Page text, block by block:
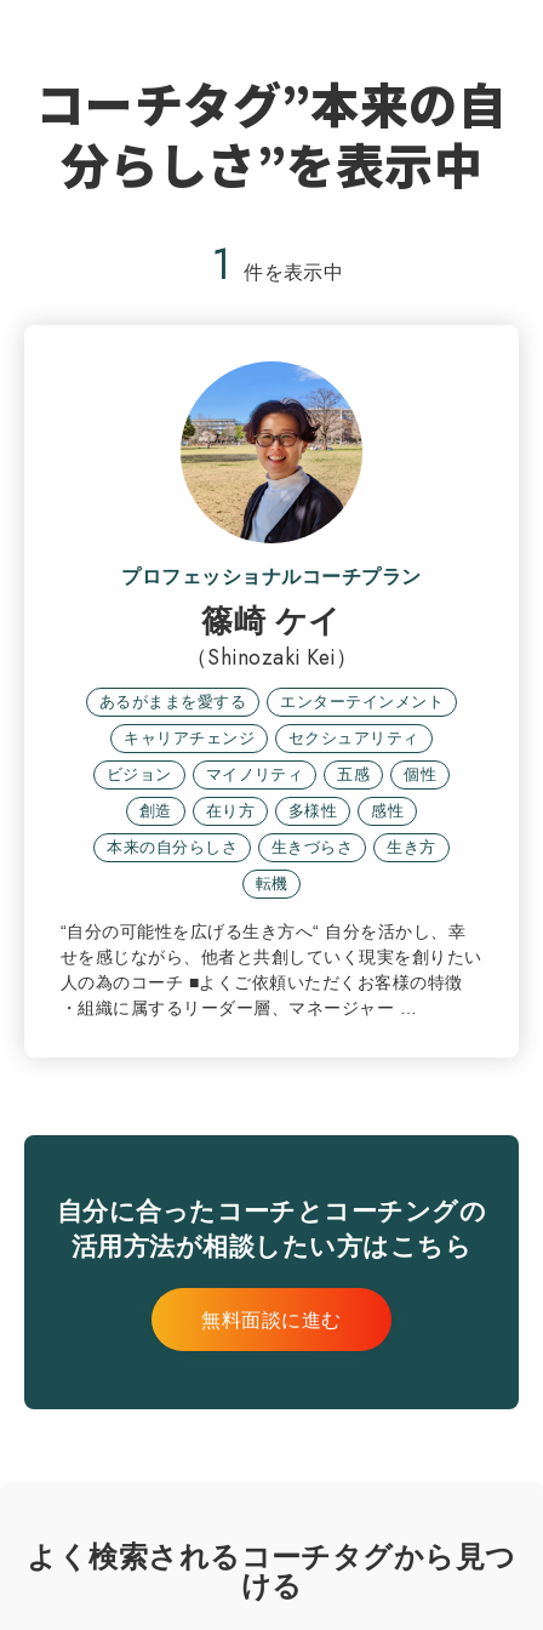
コーチタグ”本来の自
分らしさ”を表示中
1 件を表示中
プロフェッショナルコーチプラン
篠崎 ケイ
（Shinozaki Kei）
あるがままを愛する
エンターテインメント
キャリアチェンジ
セクシュアリティ
ビジョン
マイノリティ 五感
個性
創造
在り方 多様性
感性
本来の自分らしさ
生きづらさ
生き方
転機
“自分の可能性を広げる生き方へ“ 自分を活かし、幸
せを感じながら、他者と共創していく現実を創りたい
人の為のコーチ ■よくご依頼いただくお客様の特徴
・組織に属するリーダー層、マネージャー …
自分に合ったコーチとコーチングの
活用方法が相談したい方はこちら
無料面談に進む
よく検索されるコーチタグから見つ
ける